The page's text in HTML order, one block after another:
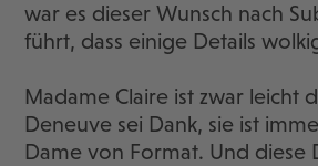
war es dieser Wunsch nach
führt, dass einige Details
Madame Claire ist zwar leicht
Deneuve sei Dank, sie ist
Dame von Format. Und diese